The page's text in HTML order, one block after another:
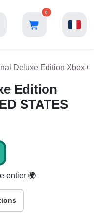
0
Deluxe Edition Xbox
Edition
STATES
entier 🌍